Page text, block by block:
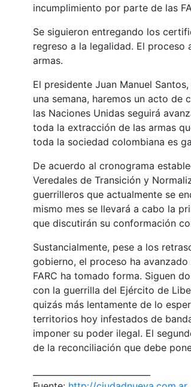
incumplimiento por parte de las
Se siguieron entregando los
regreso a la legalidad. El
armas.
El presidente Juan Manuel
una semana, haremos un acto
las Naciones Unidas seguirá
toda la extracción de las armas
toda la sociedad colombiana es
De acuerdo al cronograma
Veredales de Transición y
guerrilleros que actualmente se
mismo mes se llevará a cabo la
que discutirán su conformación
Sustancialmente, pese a los
gobierno, el proceso ha
FARC ha tomado forma. Siguen
con la guerrilla del Ejército de
quizás más lentamente de lo
territorios hoy infestados de
imponer su poder ilegal. El
de la reconciliación que debe